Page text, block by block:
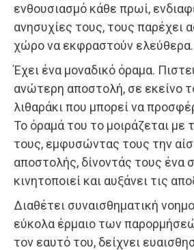
ενθουσιασμό κάθε πρωί,
ανησυχίες τους, τους παρέχει
χώρο να εκφραστούν ελεύθερα.
Έχει ένα μοναδικό όραμα.
ανώτερη αποστολή, σε εκείνο
λιθαράκι που μπορεί να
Το όραμά του το μοιράζεται με
τους, εμφυσώντας τους την
αποστολής, δίνοντάς τους ένα
κινητοποιεί και αυξάνει τις
Διαθέτει συναισθηματική
εύκολα έρμαιο των
τον εαυτό του, δείχνει